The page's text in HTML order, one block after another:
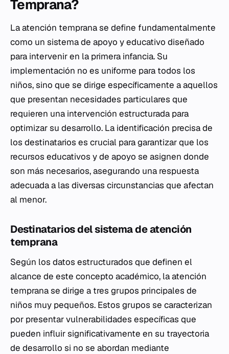
Temprana?
La atención temprana se define fundamentalmente
como un sistema de apoyo y educativo diseñado
para intervenir en la primera infancia. Su
implementación no es uniforme para todos los
niños, sino que se dirige específicamente a aquellos
que presentan necesidades particulares que
requieren una intervención estructurada para
optimizar su desarrollo. La identificación precisa de
los destinatarios es crucial para garantizar que los
recursos educativos y de apoyo se asignen donde
son más necesarios, asegurando una respuesta
adecuada a las diversas circunstancias que afectan
al menor.
Destinatarios del sistema de atención
temprana
Según los datos estructurados que definen el
alcance de este concepto académico, la atención
temprana se dirige a tres grupos principales de
niños muy pequeños. Estos grupos se caracterizan
por presentar vulnerabilidades específicas que
pueden influir significativamente en su trayectoria
de desarrollo si no se abordan mediante